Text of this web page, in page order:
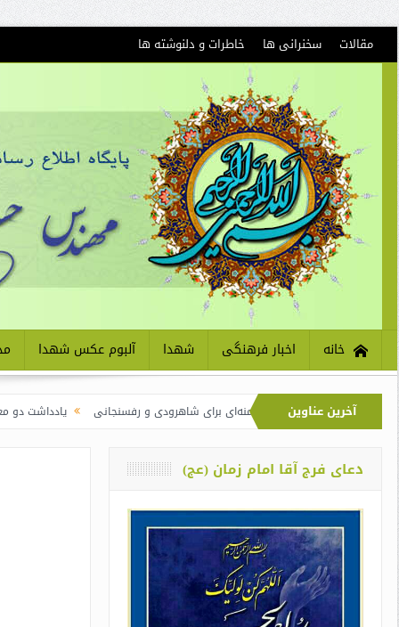
مقالات سخنرانی ها خاطرات و دلنوشته ها
خانه اخبار فرهنگی شهدا آلبوم عکس شهدا
آخرین عناوین
نماز آیت‌الله خامنه‌ای برای شاهرودی و رفسنجانی یادداشت دو معلم از اوین
دعای فرج آقا امام زمان (عج)